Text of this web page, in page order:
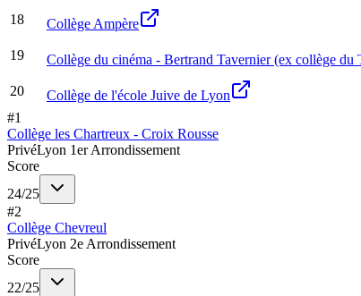
18 Collège Ampère
19 Collège du cinéma - Bertrand Tavernier (ex collège du
20 Collège de l'école Juive de Lyon
#1
Collège les Chartreux - Croix Rousse
PrivéLyon 1er Arrondissement
Score
24/25
#2
Collège Chevreul
PrivéLyon 2e Arrondissement
Score
22/25